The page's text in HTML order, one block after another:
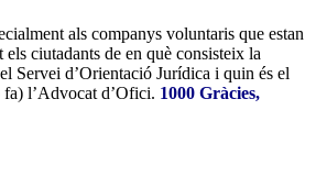
als companys voluntaris que estan
ciutadants de en què consisteix la
Servei d’Orientació Jurídica i quin és el
l’Advocat d’Ofici. 1000 Gràcies,